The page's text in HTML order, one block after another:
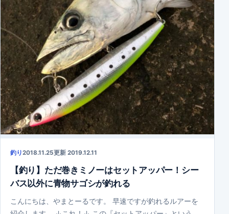
釣り2018.11.25更新 2019.12.11
【釣り】ただ巻きミノーはセットアッパー！シー
バス以外に青物サゴシが釣れる
こんにちは、やまとーるです。 早速ですが釣れるルアーを